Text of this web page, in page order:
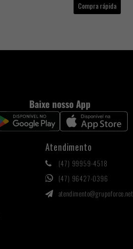
Compra rápida
Baixe nosso App
Atendimento
(47) 99959-4518
(47) 96427-0396
atendimento@grupoforce.net